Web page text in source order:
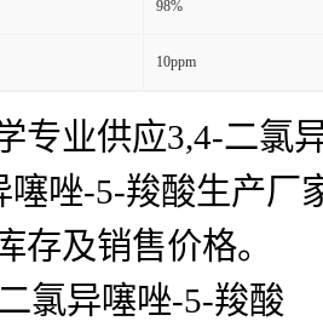
98%
10ppm
专业供应3,4-二氯
噻唑-5-羧酸生产厂
存及销售价格。
氯异噻唑-5-羧酸